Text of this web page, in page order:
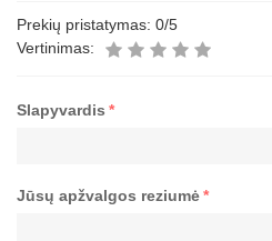
Prekių pristatymas: 0/5
Vertinimas:
*
Slapyvardis
*
Jūsų apžvalgos reziumė